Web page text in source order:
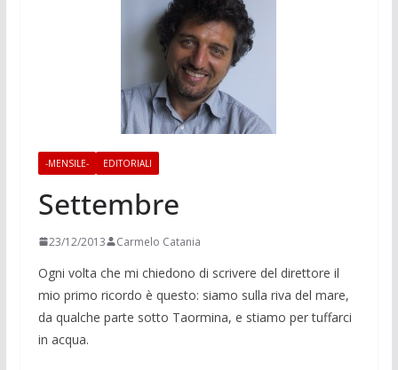
-MENSILE- EDITORIALI
Settembre
23/12/2013 Carmelo Catania
Ogni volta che mi chiedono di scrivere del direttore il
mio primo ricordo è que­sto: sia­mo sulla riva del mare,
da qualche parte sot­to Taormina, e stiamo per tuffarci
in acqua.